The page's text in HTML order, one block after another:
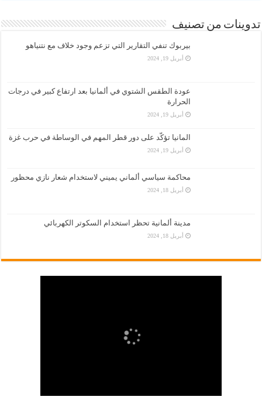
تدوينات من تصنيف
بيربوك تنفي التقارير التي تزعم وجود خلاف مع نتنياهو
أبريل 19, 2024
عودة الطقس الشتوي في ألمانيا بعد ارتفاع كبير في درجات
الحرارة
أبريل 19, 2024
المانيا تؤكّد على دور قطر المهم في الوساطة في حرب غزة
أبريل 19, 2024
محاكمة سياسي ألماني يميني لاستخدام شعار نازي محظور
أبريل 18, 2024
مدينة ألمانية تحظر استخدام السكوتر الكهربائي
أبريل 18, 2024